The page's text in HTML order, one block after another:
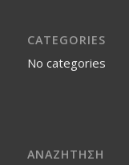
CATEGORIES
No categories
ΑΝΑΖΗΤΗΣΗ